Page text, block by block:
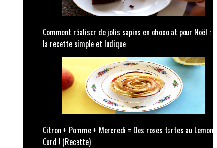
Comment réaliser de jolis sapins en chocolat pour Noël :
la recette simple et ludique
Citron + Pomme + Mercredi = Des roses tartes au Lemon
Curd ! (Recette)